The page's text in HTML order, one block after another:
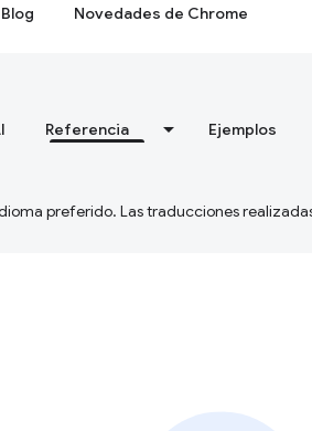
Blog Novedades de Chrome
Referencia Ejemplos
preferido. Las traducciones